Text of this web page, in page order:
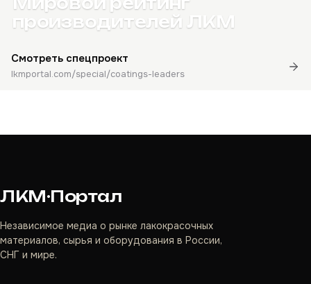
производителей ЛКМ
Смотреть спецпроект
lkmportal.com/special/coatings-leaders
ЛКМ·Портал
Независимое медиа о рынке лакокрасочных
материалов, сырья и оборудования в России,
СНГ и мире.